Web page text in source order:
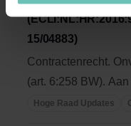
15/04883)
Contractenrecht.
(art. 6:258 BW).
Hoge Raad Updates